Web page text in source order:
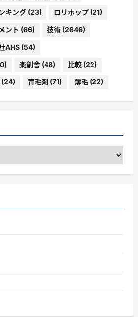
キング (23) ロリポップ (21)
ント (66) 技術 (2646)
AHS (54)
楽創舎 (48) 比較 (22)
(24) 育毛剤 (71) 薄毛 (22)